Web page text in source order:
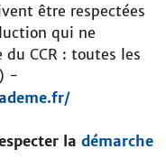
être respectées
qui ne
du CCR : toutes les
-
la démarche